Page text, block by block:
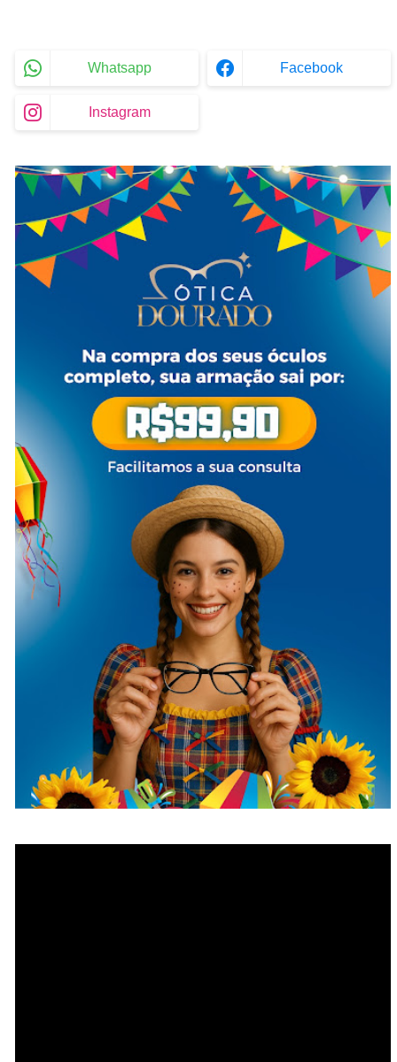
Whatsapp Facebook
Instagram